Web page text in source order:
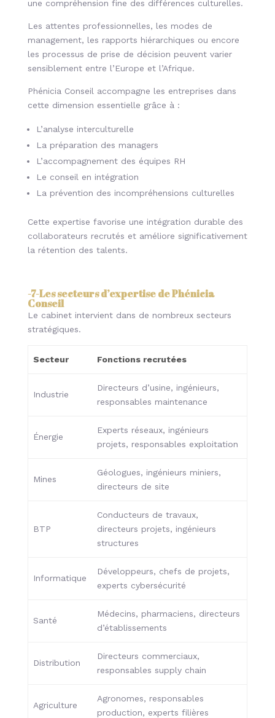
une compréhension fine des différences culturelles.
Les attentes professionnelles, les modes de
management, les rapports hiérarchiques ou encore
les processus de prise de décision peuvent varier
sensiblement entre l’Europe et l’Afrique.
Phénicia Conseil accompagne les entreprises dans
cette dimension essentielle grâce à :
L’analyse interculturelle
La préparation des managers
L’accompagnement des équipes RH
Le conseil en intégration
La prévention des incompréhensions culturelles
Cette expertise favorise une intégration durable des
collaborateurs recrutés et améliore significativement
la rétention des talents.
-7-Les secteurs d’expertise de Phénicia
Conseil
Le cabinet intervient dans de nombreux secteurs
stratégiques.
Secteur Fonctions recrutées
Industrie
Directeurs d’usine, ingénieurs,
responsables maintenance
Énergie
Experts réseaux, ingénieurs
projets, responsables exploitation
Mines
Géologues, ingénieurs miniers,
directeurs de site
BTP
Conducteurs de travaux,
directeurs projets, ingénieurs
structures
Informatique
Développeurs, chefs de projets,
experts cybersécurité
Santé
Médecins, pharmaciens, directeurs
d’établissements
Distribution
Directeurs commerciaux,
responsables supply chain
Agriculture
Agronomes, responsables
production, experts filières